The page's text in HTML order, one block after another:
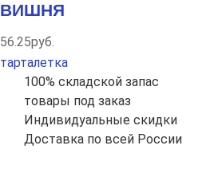
ВИШНЯ
56.25руб.
тарталетка
100% складской запас
товары под заказ
Индивидуальные скидки
Доставка по всей России